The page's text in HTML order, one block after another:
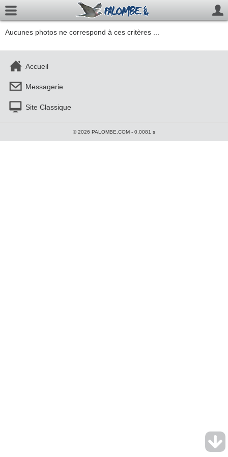
Aucunes photos ne correspond à ces critères ...
Accueil
Messagerie
Site Classique
© 2026 PALOMBE.COM - 0.0081 s